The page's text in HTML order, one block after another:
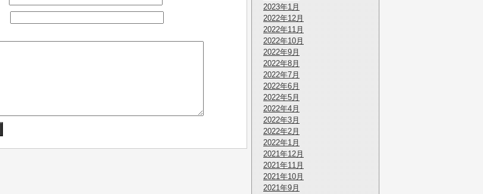
2023年1月
2022年12月
2022年11月
2022年10月
2022年9月
2022年8月
2022年7月
2022年6月
2022年5月
2022年4月
2022年3月
2022年2月
2022年1月
2021年12月
2021年11月
2021年10月
2021年9月